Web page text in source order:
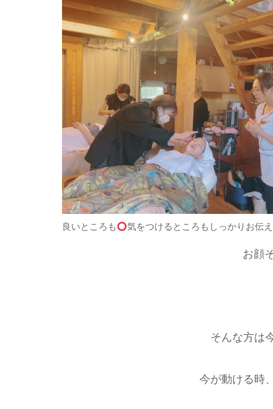
良いところも 気をつけるところもしっかりお伝
お顔
そんな方は
今が動ける時